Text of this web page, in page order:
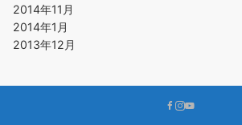
2014年11月
2014年1月
2013年12月